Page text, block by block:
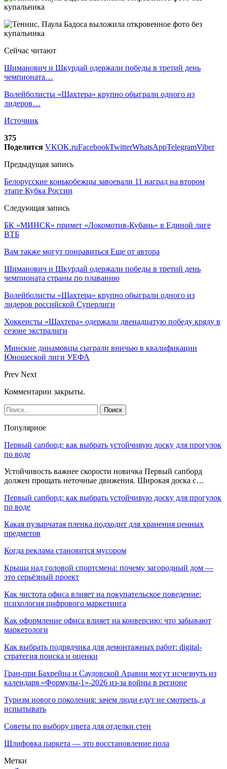
Сейчас читают
Шиманович и Шкурдай одержали победы в третий день
чемпионата…
Волейболисты «Шахтера» крупно обыграли одного из
лидеров…
Источник
375
Поделится VKOK.ruFacebookTwitterWhatsAppTelegramViber
Предыдущая запись
Белорусские конькобежцы завоевали 11 наград на втором
этапе Кубка России
Следующая запись
БК «МИНСК» примет «Локомотив-Кубань» в Единой лиге
ВТБ
Вам также могут понравиться Еще от автора
Шиманович и Шкурдай одержали победы в третий день
чемпионата страны по плаванию
Волейболисты «Шахтера» крупно обыграли одного из
лидеров российской Суперлиги
Хоккеисты «Шахтера» одержали двенадцатую победу кряду в
сезоне экстралиги
Минские динамовцы сыграли вничью в квалификации
Юношеской лиги УЕФА
Prev Next
Комментарии закрыты.
Популярное
Первый сапборд: как выбрать устойчивую доску для прогулок
по воде
Устойчивость важнее скорости новичка Первый сапборд
должен прощать неточные движения. Широкая доска с…
Первый сапборд: как выбрать устойчивую доску для прогулок
по воде
Какая пузырчатая пленка подходит для хранения ценных
предметов
Когда реклама становится мусором
Крыша над головой спортсмена: почему загородный дом —
это серьёзный проект
Как чистота офиса влияет на покупательское поведение:
психология цифрового маркетинга
Как оформление офиса влияет на конверсию: что забывают
маркетологи
Как выбрать подрядчика для демонтажных работ: digital-
стратегия поиска и оценки
Гран-при Бахрейна и Саудовской Аравии могут исчезнуть из
календаря «Формулы-1»-2026 из-за войны в регионе
Туризм нового поколения: зачем люди едут не смотреть, а
испытывать
Советы по выбору цвета для отделки стен
Шлифовка паркета — это восстановление пола
Метки